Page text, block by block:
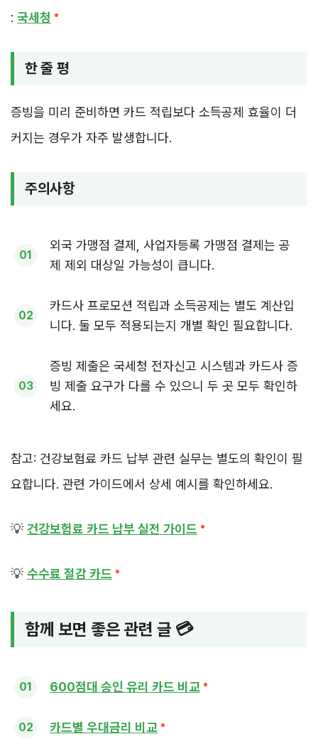
: 국세청
한 줄 평
증빙을 미리 준비하면 카드 적립보다 소득공제 효율이 더
커지는 경우가 자주 발생합니다.
주의사항
외국 가맹점 결제, 사업자등록 가맹점 결제는 공
제 제외 대상일 가능성이 큽니다.
카드사 프로모션 적립과 소득공제는 별도 계산입
니다. 둘 모두 적용되는지 개별 확인 필요합니다.
증빙 제출은 국세청 전자신고 시스템과 카드사 증
빙 제출 요구가 다를 수 있으니 두 곳 모두 확인하
세요.
참고: 건강보험료 카드 납부 관련 실무는 별도의 확인이 필
요합니다. 관련 가이드에서 상세 예시를 확인하세요.
💡 건강보험료 카드 납부 실전 가이드
💡 수수료 절감 카드
함께 보면 좋은 관련 글 💳
600점대 승인 유리 카드 비교
카드별 우대금리 비교